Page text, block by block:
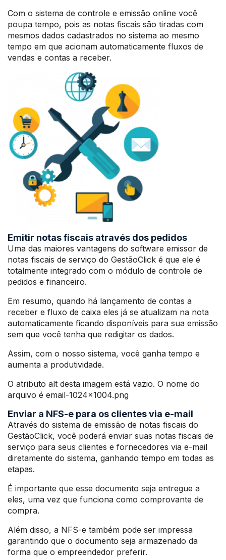
Com o sistema de controle e emissão online você
poupa tempo, pois as notas fiscais são tiradas com
mesmos dados cadastrados no sistema ao mesmo
tempo em que acionam automaticamente fluxos de
vendas e contas a receber.
Emitir notas fiscais através dos pedidos
Uma das maiores vantagens do software emissor de
notas fiscais de serviço do GestãoClick é que ele é
totalmente integrado com o módulo de controle de
pedidos e financeiro.
Em resumo, quando há lançamento de contas a
receber e fluxo de caixa eles já se atualizam na nota
automaticamente ficando disponíveis para sua emissão
sem que você tenha que redigitar os dados.
Assim, com o nosso sistema, você ganha tempo e
aumenta a produtividade.
O atributo alt desta imagem está vazio. O nome do
arquivo é email-1024×1004.png
Enviar a NFS-e para os clientes via e-mail
Através do sistema de emissão de notas fiscais do
GestãoClick, você poderá enviar suas notas fiscais de
serviço para seus clientes e fornecedores via e-mail
diretamente do sistema, ganhando tempo em todas as
etapas.
É importante que esse documento seja entregue a
eles, uma vez que funciona como comprovante de
compra.
Além disso, a NFS-e também pode ser impressa
garantindo que o documento seja armazenado da
forma que o empreendedor preferir.